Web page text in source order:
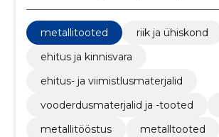
metallitooted riik ja ühiskond
ehitus ja kinnisvara
ehitus- ja viimistlusmaterjalid
vooderdusmaterjalid ja -tooted
metallitööstus
metalltooted